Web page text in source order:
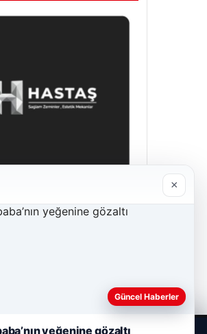
×
Güncel Haberler
yeğenine gözaltı